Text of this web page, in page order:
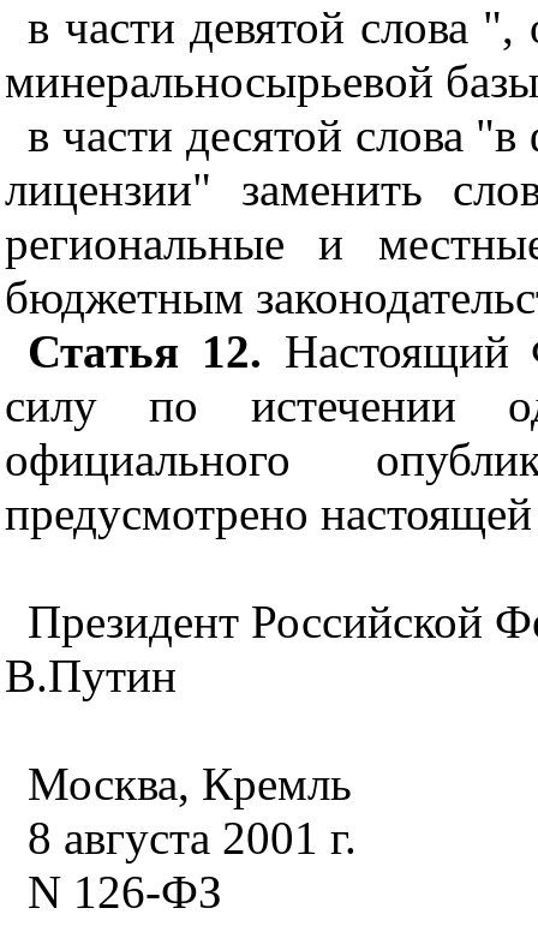
в части девятой слова ",
минеральносырьевой
в части десятой слова
лицензии" заменить
региональные и
бюджетным
Статья 12. Настоящий
силу по истечении
официального
предусмотрено настоящей
Президент Российской
В.Путин
Москва, Кремль
8 августа 2001 г.
N 126-ФЗ